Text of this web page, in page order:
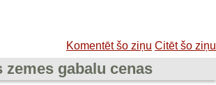
Komentēt šo ziņu Citēt šo ziņu
zemes gabalu cenas